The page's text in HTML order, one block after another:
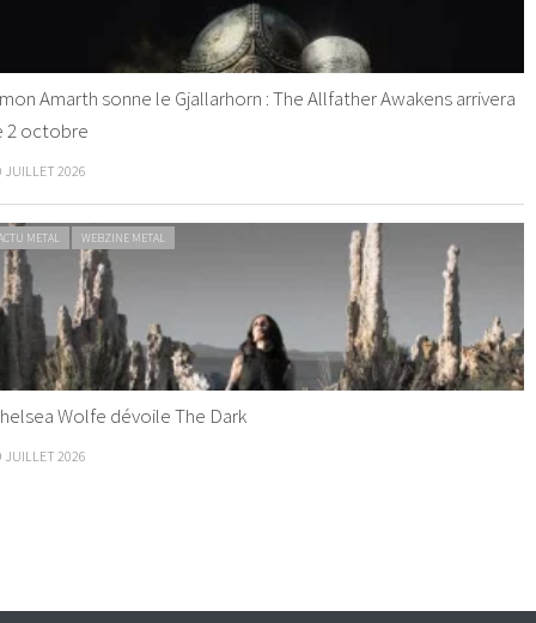
Amarth sonne le Gjallarhorn : The Allfather Awakens arrivera
2 octobre
JUILLET 2026
METAL WEBZINE METAL
Wolfe dévoile The Dark
JUILLET 2026